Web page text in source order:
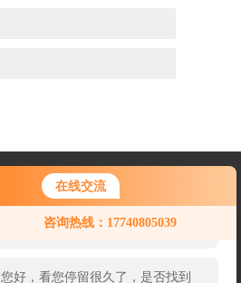
在线交流
咨询热线：17740805039
您好！欢迎前来咨询，很高兴为您
服务，请问您要咨询什么问题呢？
您好，看您停留很久了，是否找到
联系我们